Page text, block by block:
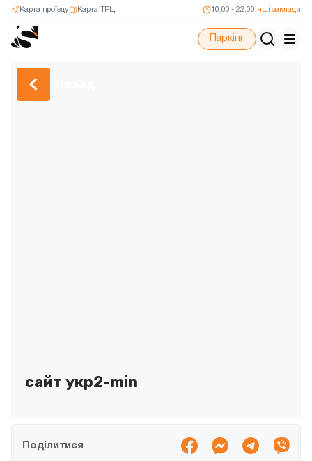
Карта ТРЦ
Карта проїзду 10:00 - 22:00 інші заклади
Паркінг
сайт укр2-min
Поділитися